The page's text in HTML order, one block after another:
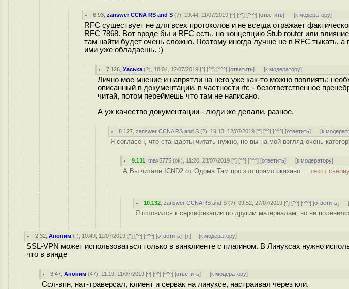
6.93 ,zanswer CCNA RS and S (?), 19:44, 11/07/2019 [^] [^^] [^^^] [ответить] [к модератору]
RFC существует не для всех протоколов и не всегда отражает
RFC 7868. Вот вроде бы и RFC есть, но концепцию Stub router или
там найти будет очень сложно. Поэтому иногда лучше не в RFC тыкать, а
ими уже обладаешь. :)
7.126 ,Уаська (?), 18:04, 12/07/2019 [^] [^^] [^^^] [ответить] [к модератору]
Лично мое мнение и наврятли на него уже как-то можно повлиять:
описанный в документации, в частности rfc - безответственное
читай, потом переймешь что там не написано.
А уж качество документации - люди же делали, разное.
8.127 ,zanswer CCNA RS and S (?), 19:13, 12/07/2019 [^] [^^] [^^^] [ответить] [к
Я согласен, что стандарты читать нужно, но вы на мой взгляд очень
9.131 ,max5775 (ok), 11:20, 23/07/2019 [^] [^^] [^^^] [ответить] [к модератору]
А Вы читали ICND2 от Одома Там про это прямо сказано ... текст
10.132 ,zanswer CCNA RS and S (?), 09:52, 27/07/2019 [^] [^^] [^^^] [ответить]
Я готовился к сертификации по другим материалам, но не
2.32 ,Аноним (-), 10:49, 11/07/2019 [^] [^^] [^^^] [ответить][↑] [к модератору]
SSL-VPN может использоваться только в винклиенте с плагином. В Линуксах нужно
что в винде
3.47 ,Аноним (47), 11:19, 11/07/2019 [^] [^^] [^^^] [ответить] [к модератору]
Ссл-впн, нат-траверсал, клиент и сервак на линуксе, настраивал через кли.